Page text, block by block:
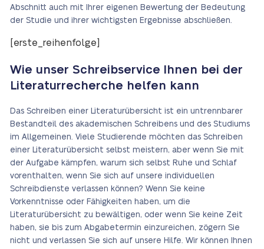
Abschnitt auch mit Ihrer eigenen Bewertung der Bedeutung
der Studie und ihrer wichtigsten Ergebnisse abschließen.
[erste_reihenfolge]
Wie unser Schreibservice Ihnen bei der
Literaturrecherche helfen kann
Das Schreiben einer Literaturübersicht ist ein untrennbarer
Bestandteil des akademischen Schreibens und des Studiums
im Allgemeinen. Viele Studierende möchten das Schreiben
einer Literaturübersicht selbst meistern, aber wenn Sie mit
der Aufgabe kämpfen, warum sich selbst Ruhe und Schlaf
vorenthalten, wenn Sie sich auf unsere individuellen
Schreibdienste verlassen können? Wenn Sie keine
Vorkenntnisse oder Fähigkeiten haben, um die
Literaturübersicht zu bewältigen, oder wenn Sie keine Zeit
haben, sie bis zum Abgabetermin einzureichen, zögern Sie
nicht und verlassen Sie sich auf unsere Hilfe. Wir können Ihnen